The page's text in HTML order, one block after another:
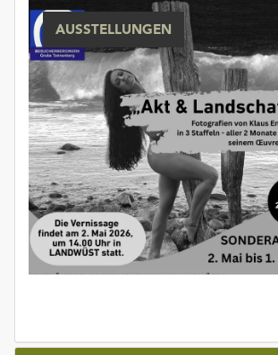
oder
dem
Impressum
AUSSTELLUNGEN